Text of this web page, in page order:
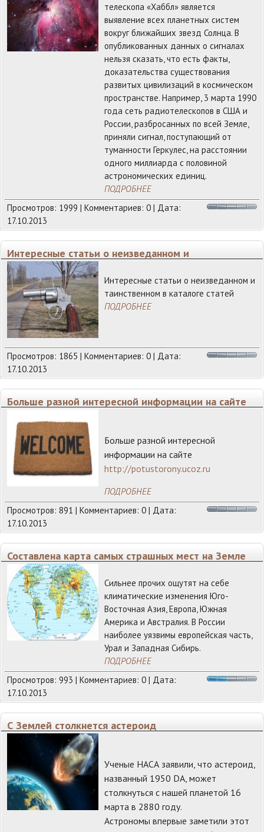
телескопа «Хаббл» является
выявление всех планетных систем
вокруг ближайших звезд Солнца. В
опубликованных данных о сигналах
нельзя сказать, что есть факты,
доказательства существования
развитых цивилизаций в космическом
пространстве. Например, 3 марта 1990
года сеть радиотелескопов в США и
России, разбросанных по всей Земле,
приняли сигнал, поступающий от
туманности Геркулес, на расстоянии
одного миллиарда с половиной
астрономических единиц.
ПОДРОБНЕЕ
Просмотров: 1999 | Комментариев: 0 | Дата:
17.10.2013
Интересные статьи о неизведанном и
таинственном в каталоге статей
Интересные статьи о неизведанном и
таинственном в каталоге статей
ПОДРОБНЕЕ
Просмотров: 1865 | Комментариев: 0 | Дата:
17.10.2013
Больше разной интересной информации на сайте
Больше разной интересной
информации на сайте
http://potustorony.ucoz.ru
ПОДРОБНЕЕ
Просмотров: 891 | Комментариев: 0 | Дата:
17.10.2013
Составлена карта самых страшных мест на Земле
Сильнее прочих ощутят на себе
климатические изменения Юго-
Восточная Азия, Европа, Южная
Америка и Австралия. В России
наиболее уязвимы европейская часть,
Урал и Западная Сибирь.
ПОДРОБНЕЕ
Просмотров: 993 | Комментариев: 0 | Дата:
17.10.2013
С Землей столкнется астероид
Ученые НАСА заявили, что астероид,
названный 1950 DA, может
столкнуться с нашей планетой 16
марта в 2880 году.
Астрономы впервые заметили этот